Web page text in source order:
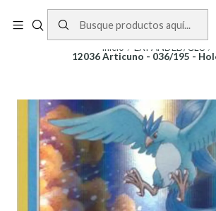
Inicio
EXPANDED/GLC
12036 Articuno - 036/195 -